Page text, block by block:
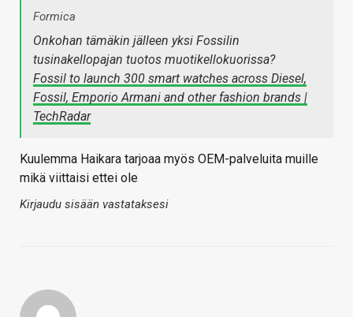
Formica
Onkohan tämäkin jälleen yksi Fossilin
tusinakellopajan tuotos muotikellokuorissa?
Fossil to launch 300 smart watches across Diesel,
Fossil, Emporio Armani and other fashion brands |
TechRadar
Kuulemma Haikara tarjoaa myös OEM-palveluita muille
mikä viittaisi ettei ole
Kirjaudu sisään vastataksesi